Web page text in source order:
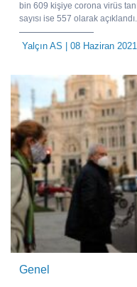
bin 609 kişiye corona virüs
sayısı ise 557 olarak
Yalçın AS | 08 Haziran 2021
Genel